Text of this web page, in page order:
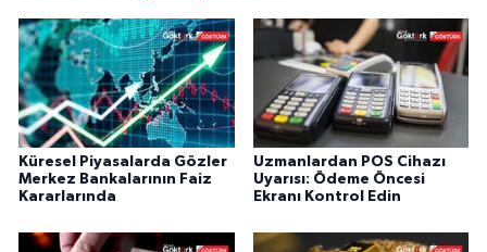
Küresel Piyasalarda Gözler
Merkez Bankalarının Faiz
Kararlarında
Uzmanlardan POS Cihazı
Uyarısı: Ödeme Öncesi
Ekranı Kontrol Edin